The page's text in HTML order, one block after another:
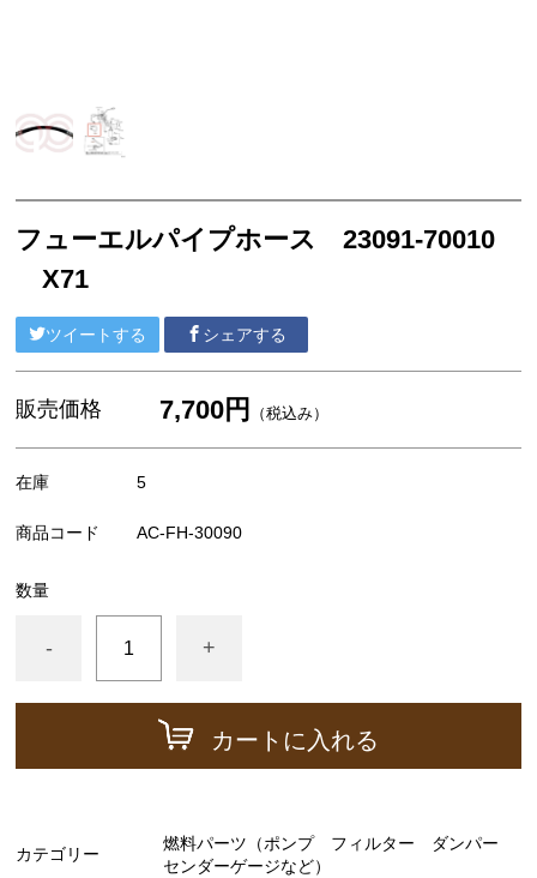
エンジンパーツ 1G-GEU GA61
エンジンパーツ（マウント 他）
ブレーキパーツ（マスターシリンダー リペアキッ
ト ホース など）
クラッチパーツ（マスターシリンダー クラッチレリ
ーズシリンダー オーバーホールキット など）
ツ ラックエンド タイロッドエンド など）
足回りパーツ（アッパーマウント ベアリング ボールジ
ョイント ブッシュ類 など）
ーゲージ ホースなど）
駆動パーツ（センターサポートベアリング ドライブ
シャフトブーツ デフなど）
ラベル
スープラ GA70 GA70H MA70 JZA70
エンジンパーツ 1G-GTEU GA70 GA70H
フューエルパイプホース 23091-70010
X71
ツイートする シェアする
販売価格 7,700円 （税込み）
在庫 5
商品コード AC-FH-30090
数量
- +
カートに入れる
カテゴリー
燃料パーツ（ポンプ フィルター ダンパー
センダーゲージなど）